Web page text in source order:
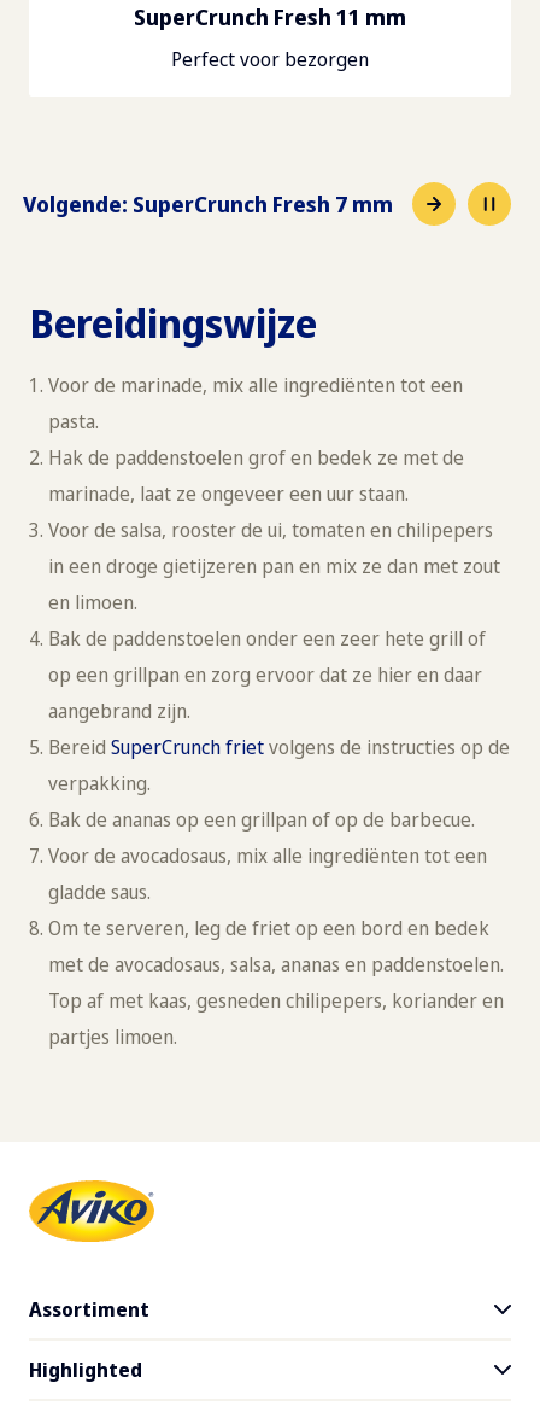
Volgende: SuperCrunch Fresh 7 mm
SuperCrunch Fresh 11 mm
Perfect voor bezorgen
Bereidingswijze
Voor de marinade, mix alle ingrediënten tot een
pasta.
Hak de paddenstoelen grof en bedek ze met de
marinade, laat ze ongeveer een uur staan.
Voor de salsa, rooster de ui, tomaten en chilipepers
in een droge gietijzeren pan en mix ze dan met zout
en limoen.
Bak de paddenstoelen onder een zeer hete grill of
op een grillpan en zorg ervoor dat ze hier en daar
aangebrand zijn.
Bereid SuperCrunch frietvolgens de instructies op de
verpakking.
Bak de ananas op een grillpan of op de barbecue.
Voor de avocadosaus, mix alle ingrediënten tot een
gladde saus.
Om te serveren, leg de friet op een bord en bedek
met de avocadosaus, salsa, ananas en paddenstoelen.
Top af met kaas, gesneden chilipepers, koriander en
partjes limoen.
Assortiment
Alle producten
Highlighted